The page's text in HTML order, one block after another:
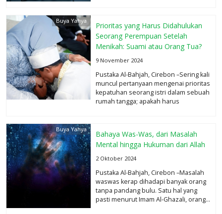
Buya Yahya
Prioritas yang Harus Didahulukan
Seorang Perempuan Setelah
Menikah: Suami atau Orang Tua?
9 November 2024
Pustaka Al-Bahjah, Cirebon –Sering kali
muncul pertanyaan mengenai prioritas
kepatuhan seorang istri dalam sebuah
rumah tangga; apakah harus
Buya Yahya
Bahaya Was-Was, dari Masalah
Mental hingga Hukuman dari Allah
2 Oktober 2024
Pustaka Al-Bahjah, Cirebon –Masalah
waswas kerap dihadapi banyak orang
tanpa pandang bulu. Satu hal yang
pasti menurut Imam Al-Ghazali, orang...